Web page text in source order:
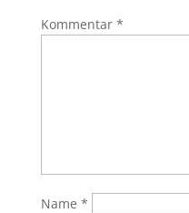
Kommentar *
Name *